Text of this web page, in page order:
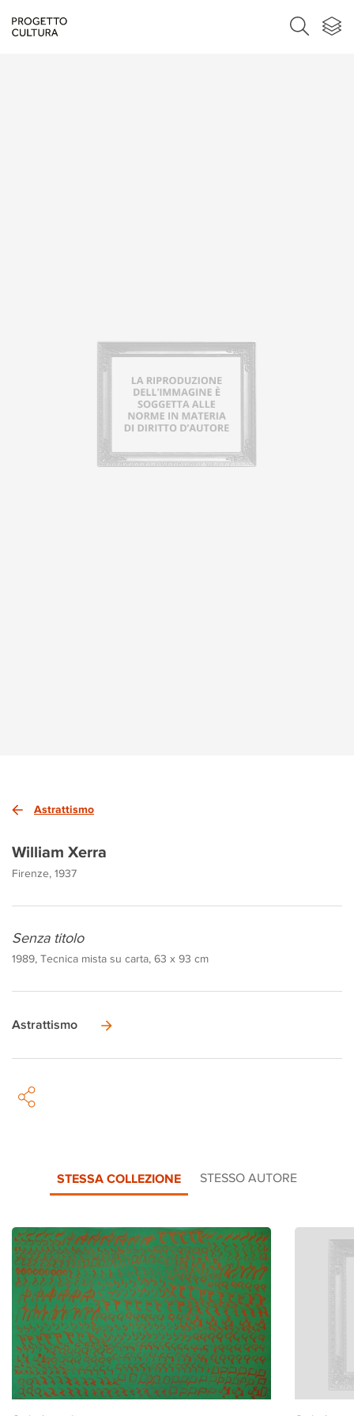
Astrattismo
William Xerra
Firenze, 1937
Senza titolo
1989, Tecnica mista su carta, 63 x 93 cm
Astrattismo
STESSA COLLEZIONE STESSO AUTORE